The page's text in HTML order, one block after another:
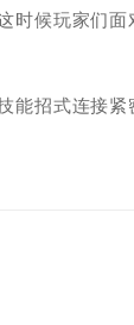
候玩家们面
能招式连接